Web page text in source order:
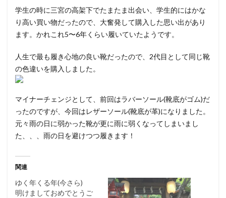
学生の時に三宮の高架下でたまたま出会い、学生的にはかな
り高い買い物だったので、大奮発して購入した思い出があり
ます。かれこれ5〜6年くらい履いていたようです。
人生で最も履き心地の良い靴だったので、2代目として同じ靴
の色違いを購入しました。
マイナーチェンジとして、前回はラバーソール(靴底がゴム)だ
ったのですが、今回はレザーソール(靴底が革)になりました。
元々雨の日に弱かった靴が更に雨に弱くなってしまいまし
た、、、雨の日を避けつつ履きます！
関連
ゆく年くる年(今さら)
明けましておめでとうご